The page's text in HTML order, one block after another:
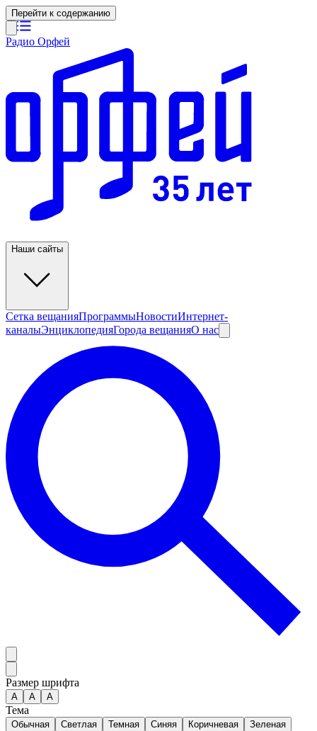
Перейти к содержанию
Радио Орфей
Наши сайты
Сетка вещанияПрограммыНовостиИнтернет-
каналыЭнциклопедияГорода вещанияО нас
Размер шрифта
А A A
Тема
Обычная Светлая Темная Синяя Коричневая Зеленая